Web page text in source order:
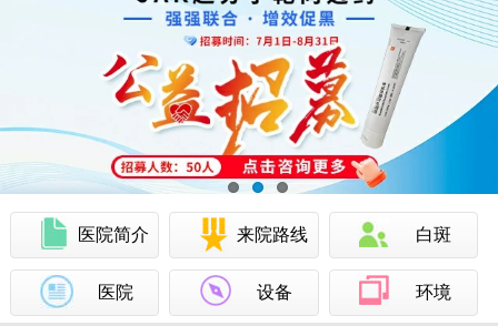
医院简介 来院路线 白斑
医院 设备 环境